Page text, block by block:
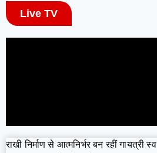
Live TV
राखी निर्माण से आत्मनिर्भर बन रहीं गायत्री स्व